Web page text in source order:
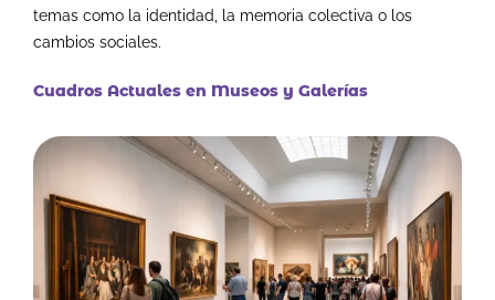
temas como la identidad, la memoria colectiva o los
cambios sociales.
Cuadros Actuales en Museos y Galerías